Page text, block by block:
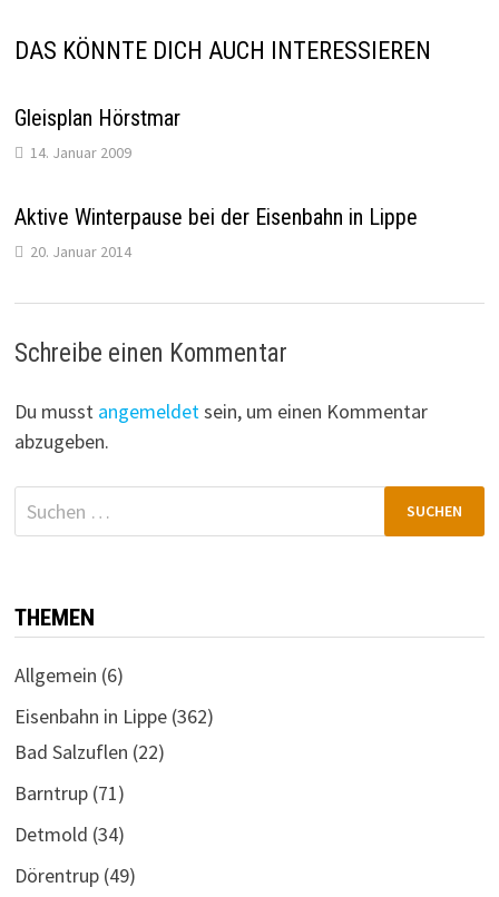
DAS KÖNNTE DICH AUCH INTERESSIEREN
Gleisplan Hörstmar
14. Januar 2009
Aktive Winterpause bei der Eisenbahn in Lippe
20. Januar 2014
Schreibe einen Kommentar
Du musst angemeldetsein, um einen Kommentar
abzugeben.
Suchen
nach:
THEMEN
Allgemein (6)
Eisenbahn in Lippe(362)
Bad Salzuflen (22)
Barntrup(71)
Detmold (34)
Dörentrup(49)